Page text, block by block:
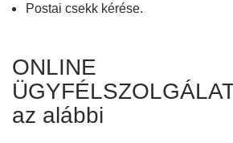
Postai csekk kérése.
ONLINE
az alábbi